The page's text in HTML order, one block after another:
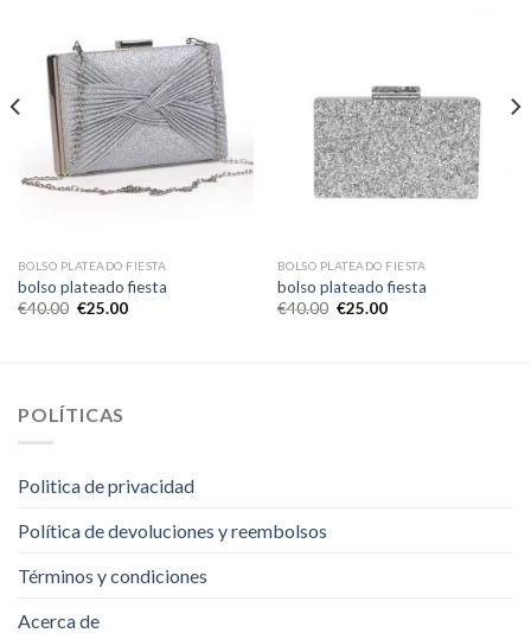
BOLSO PLATEADO FIESTA
bolso plateado fiesta
€40.00 €25.00
BOLSO PLATEADO FIESTA
bolso plateado fiesta
€40.00 €25.00
POLÍTICAS
Politica de privacidad
Política de devoluciones y reembolsos
Términos y condiciones
Acerca de